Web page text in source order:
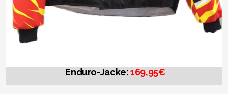
Enduro-Jacke:169,95€